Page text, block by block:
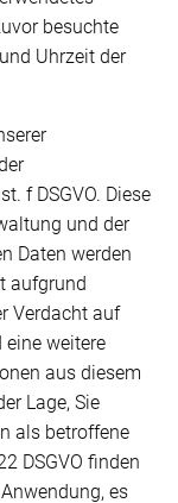
besuchte
Uhrzeit der
f DSGVO. Diese
und der
Daten werden
aufgrund
Verdacht auf
weitere
aus diesem
Lage, Sie
als betroffene
DSGVO finden
es